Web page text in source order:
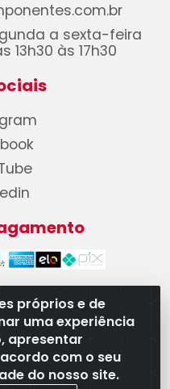
próprios e de
uma experiência
apresentar
com o seu
do nosso site.
a sexta-feira
13h30 às 17h30
LTDA - CNPJ
Níquel, 667 - Parque
- CEP 74375-660